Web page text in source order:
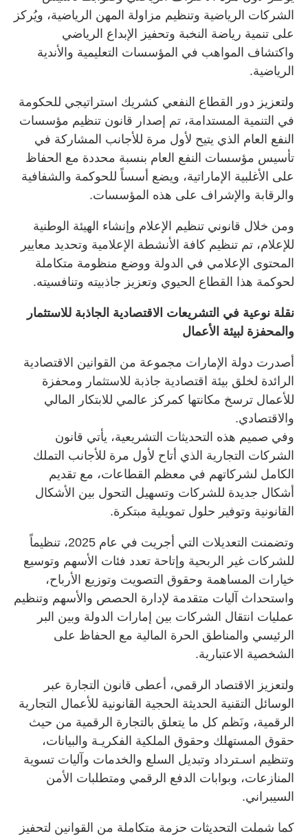
الشركات الرياضية وتنظيم مزاولة المهن الرياضية، ويُركز
على تنمية رياضة النخبة وتحفيز الإبداع الرياضي
واكتشاف المواهب في المؤسسات التعليمية والأندية
الرياضية.
ولتعزيز دور القطاع النفعي كشريك استراتيجي للحكومة
في التنمية المستدامة، تم إصدار قانون تنظيم مؤسسات
النفع العام الذي يتيح لأول مرة للأجانب المشاركة في
تأسيس مؤسسات النفع العام بنسبة محددة مع الحفاظ
على الأغلبية الإماراتية، ويضع أسساً للحوكمة والشفافية
والرقابة والإشراف على هذه المؤسسات.
ومن خلال قانوني تنظيم الإعلام وإنشاء الهيئة الوطنية
للإعلام، تم تنظيم كافة الأنشطة الإعلامية وتحديد معايير
المحتوى الإعلامي في الدولة ووضع منظومة متكاملة
لحوكمة هذا القطاع الحيوي وتعزيز جاذبيته وتنافسيته.
نقلة نوعية في التشريعات الاقتصادية الجاذبة للاستثمار
والمحفزة لبيئة الأعمال
أصدرت دولة الإمارات مجموعة من القوانين الاقتصادية
الرائدة لخلق بيئة اقتصادية جاذبة للاستثمار ومحفزة
للأعمال ترسخ مكانتها كمركز عالمي للابتكار المالي
والاقتصادي.
وفي صميم هذه التحديثات التشريعية، يأتي قانون
الشركات التجارية الذي أتاح لأول مرة للأجانب التملك
الكامل لشركاتهم في معظم القطاعات، مع تقديم
أشكال جديدة للشركات وتسهيل التحول بين الأشكال
القانونية وتوفير حلول تمويلية مبتكرة.
وتضمنت التعديلات التي أجريت في عام 2025، تنظيماً
للشركات غير الربحية وإتاحة تعدد فئات الأسهم وتوسيع
خيارات المساهمة وحقوق التصويت وتوزيع الأرباح،
واستحداث آليات متقدمة لإدارة الحصص والأسهم وتنظيم
عمليات انتقال الشركات بين إمارات الدولة وبين البر
الرئيسي والمناطق الحرة المالية مع الحفاظ على
الشخصية الاعتبارية.
ولتعزيز الاقتصاد الرقمي، أعطى قانون التجارة عبر
الوسائل التقنية الحديثة الحجية القانونية للأعمال التجارية
الرقمية، ونَظم كل ما يتعلق بالتجارة الرقمية من حيث
حقوق المستهلك وحقوق الملكية الفكريـة والبيانات،
وتنظيم اسـترداد وتبديل السلع والخدمات وآليات تسوية
المنازعات، وبوابات الدفع الرقمي ومتطلبات الأمن
السيبراني.
كما شملت التحديثات حزمة متكاملة من القوانين لتحفيز